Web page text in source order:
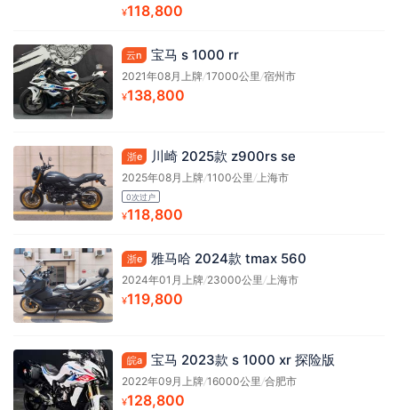
¥118,800
云n 宝马 s 1000 rr
2021年08月上牌/17000公里 /宿州市
¥138,800
浙e 川崎 2025款 z900rs se
2025年08月上牌/1100公里 /上海市
0次过户
¥118,800
浙e 雅马哈 2024款 tmax 560
2024年01月上牌/23000公里 /上海市
¥119,800
皖a 宝马 2023款 s 1000 xr 探险版
2022年09月上牌/16000公里 /合肥市
¥128,800